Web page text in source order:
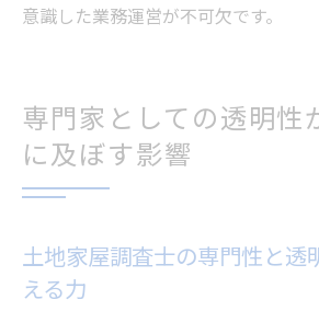
意識した業務運営が不可欠です。
専門家としての透明性
に及ぼす影響
土地家屋調査士の専門性と透
える力